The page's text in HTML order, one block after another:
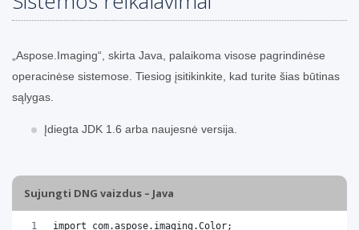
„Aspose.Imaging“, skirta Java, palaikoma visose pagrindinėse
operacinėse sistemose. Tiesiog įsitikinkite, kad turite šias būtinas
sąlygas.
Įdiegta JDK 1.6 arba naujesnė versija.
Sujungti DNG vaizdus – Java